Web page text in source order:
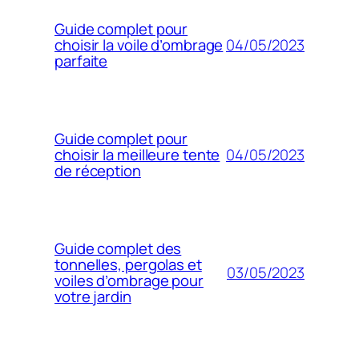
Guide complet pour
choisir la voile d’ombrage
parfaite
04/05/2023
Guide complet pour
choisir la meilleure tente
de réception
04/05/2023
Guide complet des
tonnelles, pergolas et
voiles d’ombrage pour
votre jardin
03/05/2023